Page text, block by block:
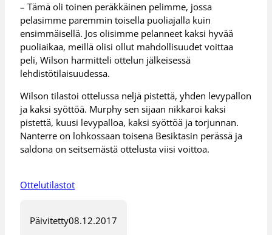
– Tämä oli toinen peräkkäinen pelimme, jossa
pelasimme paremmin toisella puoliajalla kuin
ensimmäisellä. Jos olisimme pelanneet kaksi hyvää
puoliaikaa, meillä olisi ollut mahdollisuudet voittaa
peli, Wilson harmitteli ottelun jälkeisessä
lehdistötilaisuudessa.
Wilson tilastoi ottelussa neljä pistettä, yhden levypallon
ja kaksi syöttöä. Murphy sen sijaan nikkaroi kaksi
pistettä, kuusi levypalloa, kaksi syöttöä ja torjunnan.
Nanterre on lohkossaan toisena Besiktasin perässä ja
saldona on seitsemästä ottelusta viisi voittoa.
Ottelutilastot
Päivitetty08.12.2017